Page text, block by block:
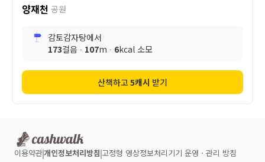
양재천 공원
감토감자탕에서
173걸음 ∙ 107m ∙ 6kcal 소모
산책하고5캐시 받기
이용약관개인정보처리방침 고정형 영상정보처리기기 운영ㆍ관리 방침